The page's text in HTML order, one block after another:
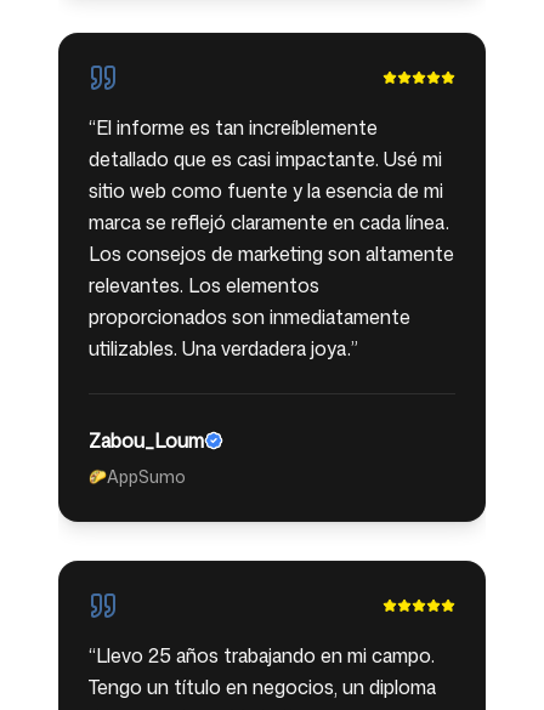
“El informe es tan increíblemente
detallado que es casi impactante. Usé mi
sitio web como fuente y la esencia de mi
marca se reflejó claramente en cada línea.
Los consejos de marketing son altamente
relevantes. Los elementos
proporcionados son inmediatamente
utilizables. Una verdadera joya.”
Zabou_Loum
🌮AppSumo
“Llevo 25 años trabajando en mi campo.
Tengo un título en negocios, un diploma